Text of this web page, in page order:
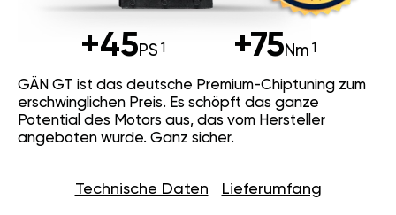
+45PS +75Nm
GÄN GT ist das deutsche Premium-Chiptuning zum
erschwinglichen Preis. Es schöpft das ganze
Potential des Motors aus, das vom Hersteller
angeboten wurde. Ganz sicher.
Technische Daten Lieferumfang